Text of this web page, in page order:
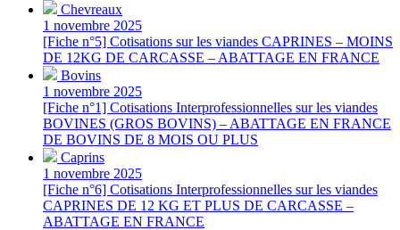
Chevreaux
1 novembre 2025
[Fiche n°5] Cotisations sur les viandes CAPRINES – MOINS
DE 12KG DE CARCASSE – ABATTAGE EN FRANCE
Bovins
1 novembre 2025
[Fiche n°1] Cotisations Interprofessionnelles sur les viandes
BOVINES (GROS BOVINS) – ABATTAGE EN FRANCE
DE BOVINS DE 8 MOIS OU PLUS
Caprins
1 novembre 2025
[Fiche n°6] Cotisations Interprofessionnelles sur les viandes
CAPRINES DE 12 KG ET PLUS DE CARCASSE –
ABATTAGE EN FRANCE